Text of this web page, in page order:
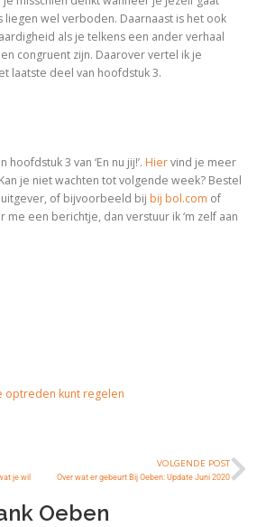
wel verboden. Daarnaast is het ook
als je telkens een ander verhaal
congruent zijn. Daarover vertel ik je
laatste deel van hoofdstuk 3.
3 van ‘En nu jij!’. Hiervind je meer
je niet wachten tot volgende week? Bestel
of bijvoorbeeld bij bij bol.com of
me een berichtje, dan verstuur ik ‘m zelf aan
optreden kunt regelen
je wil
VOLGENDE POST
Over wat er gebeurt Bij Oeben: Update Juni 2020
Oeben